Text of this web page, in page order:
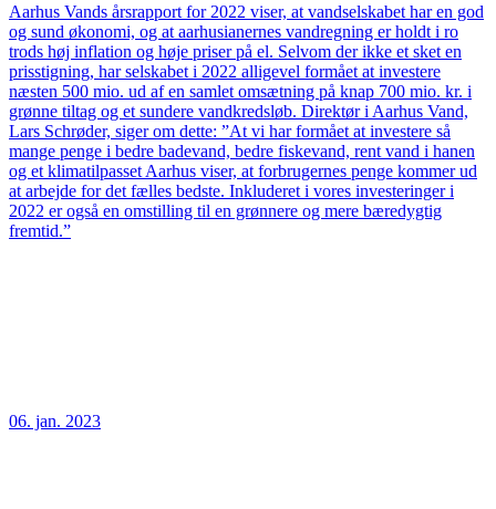
Aarhus Vands årsrapport for 2022 viser, at vandselskabet har en god
og sund økonomi, og at aarhusianernes vandregning er holdt i ro
trods høj inflation og høje priser på el. Selvom der ikke et sket en
prisstigning, har selskabet i 2022 alligevel formået at investere
næsten 500 mio. ud af en samlet omsætning på knap 700 mio. kr. i
grønne tiltag og et sundere vandkredsløb. Direktør i Aarhus Vand,
Lars Schrøder, siger om dette: ”At vi har formået at investere så
mange penge i bedre badevand, bedre fiskevand, rent vand i hanen
og et klimatilpasset Aarhus viser, at forbrugernes penge kommer ud
at arbejde for det fælles bedste. Inkluderet i vores investeringer i
2022 er også en omstilling til en grønnere og mere bæredygtig
fremtid.”
06. jan. 2023